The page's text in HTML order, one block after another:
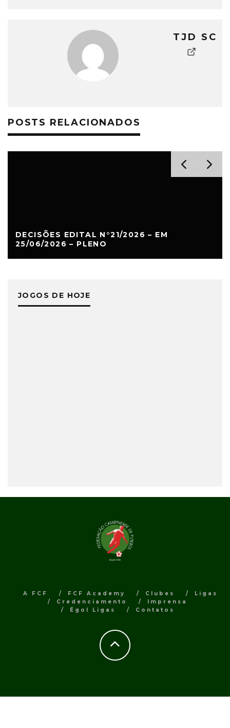
TJD SC
POSTS RELACIONADOS
DECISÕES EDITAL N°21/2026 – EM
25/06/2026 – PLENO
JOGOS DE HOJE
A FCF FCF Academy Clubes
Ligas
Credenciamento
Imprensa
Égol Ligas
Contatos